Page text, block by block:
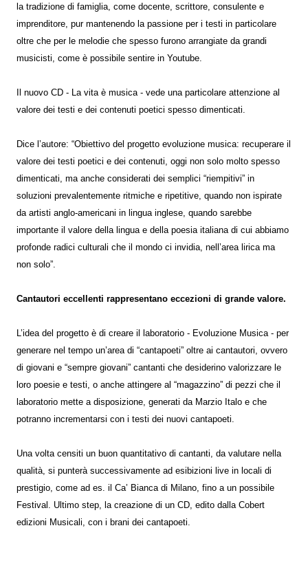
la tradizione di famiglia, come docente, scrittore, consulente e
imprenditore, pur mantenendo la passione per i testi in particolare
oltre che per le melodie che spesso furono arrangiate da grandi
musicisti, come è possibile sentire in Youtube.
Il nuovo CD - La vita è musica - vede una particolare attenzione al
valore dei testi e dei contenuti poetici spesso dimenticati.
Dice l’autore: “Obiettivo del progetto evoluzione musica: recuperare il
valore dei testi poetici e dei contenuti, oggi non solo molto spesso
dimenticati, ma anche considerati dei semplici “riempitivi” in
soluzioni prevalentemente ritmiche e ripetitive, quando non ispirate
da artisti anglo-americani in lingua inglese, quando sarebbe
importante il valore della lingua e della poesia italiana di cui abbiamo
profonde radici culturali che il mondo ci invidia, nell’area lirica ma
non solo”.
Cantautori eccellenti rappresentano eccezioni di grande valore.
L’idea del progetto è di creare il laboratorio - Evoluzione Musica - per
generare nel tempo un’area di “cantapoeti” oltre ai cantautori, ovvero
di giovani e “sempre giovani” cantanti che desiderino valorizzare le
loro poesie e testi, o anche attingere al “magazzino” di pezzi che il
laboratorio mette a disposizione, generati da Marzio Italo e che
potranno incrementarsi con i testi dei nuovi cantapoeti.
Una volta censiti un buon quantitativo di cantanti, da valutare nella
qualità, si punterà successivamente ad esibizioni live in locali di
prestigio, come ad es. il Ca’ Bianca di Milano, fino a un possibile
Festival. Ultimo step, la creazione di un CD, edito dalla Cobert
edizioni Musicali, con i brani dei cantapoeti.